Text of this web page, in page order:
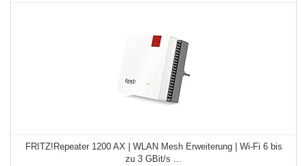
FRITZ!Repeater 1200 AX | WLAN Mesh Erweiterung | Wi-Fi 6 bis
zu 3 GBit/s ...